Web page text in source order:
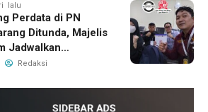
lalu
Perdata di PN
Ditunda, Majelis
Jadwalkan
Ulang BPR
Redaksi